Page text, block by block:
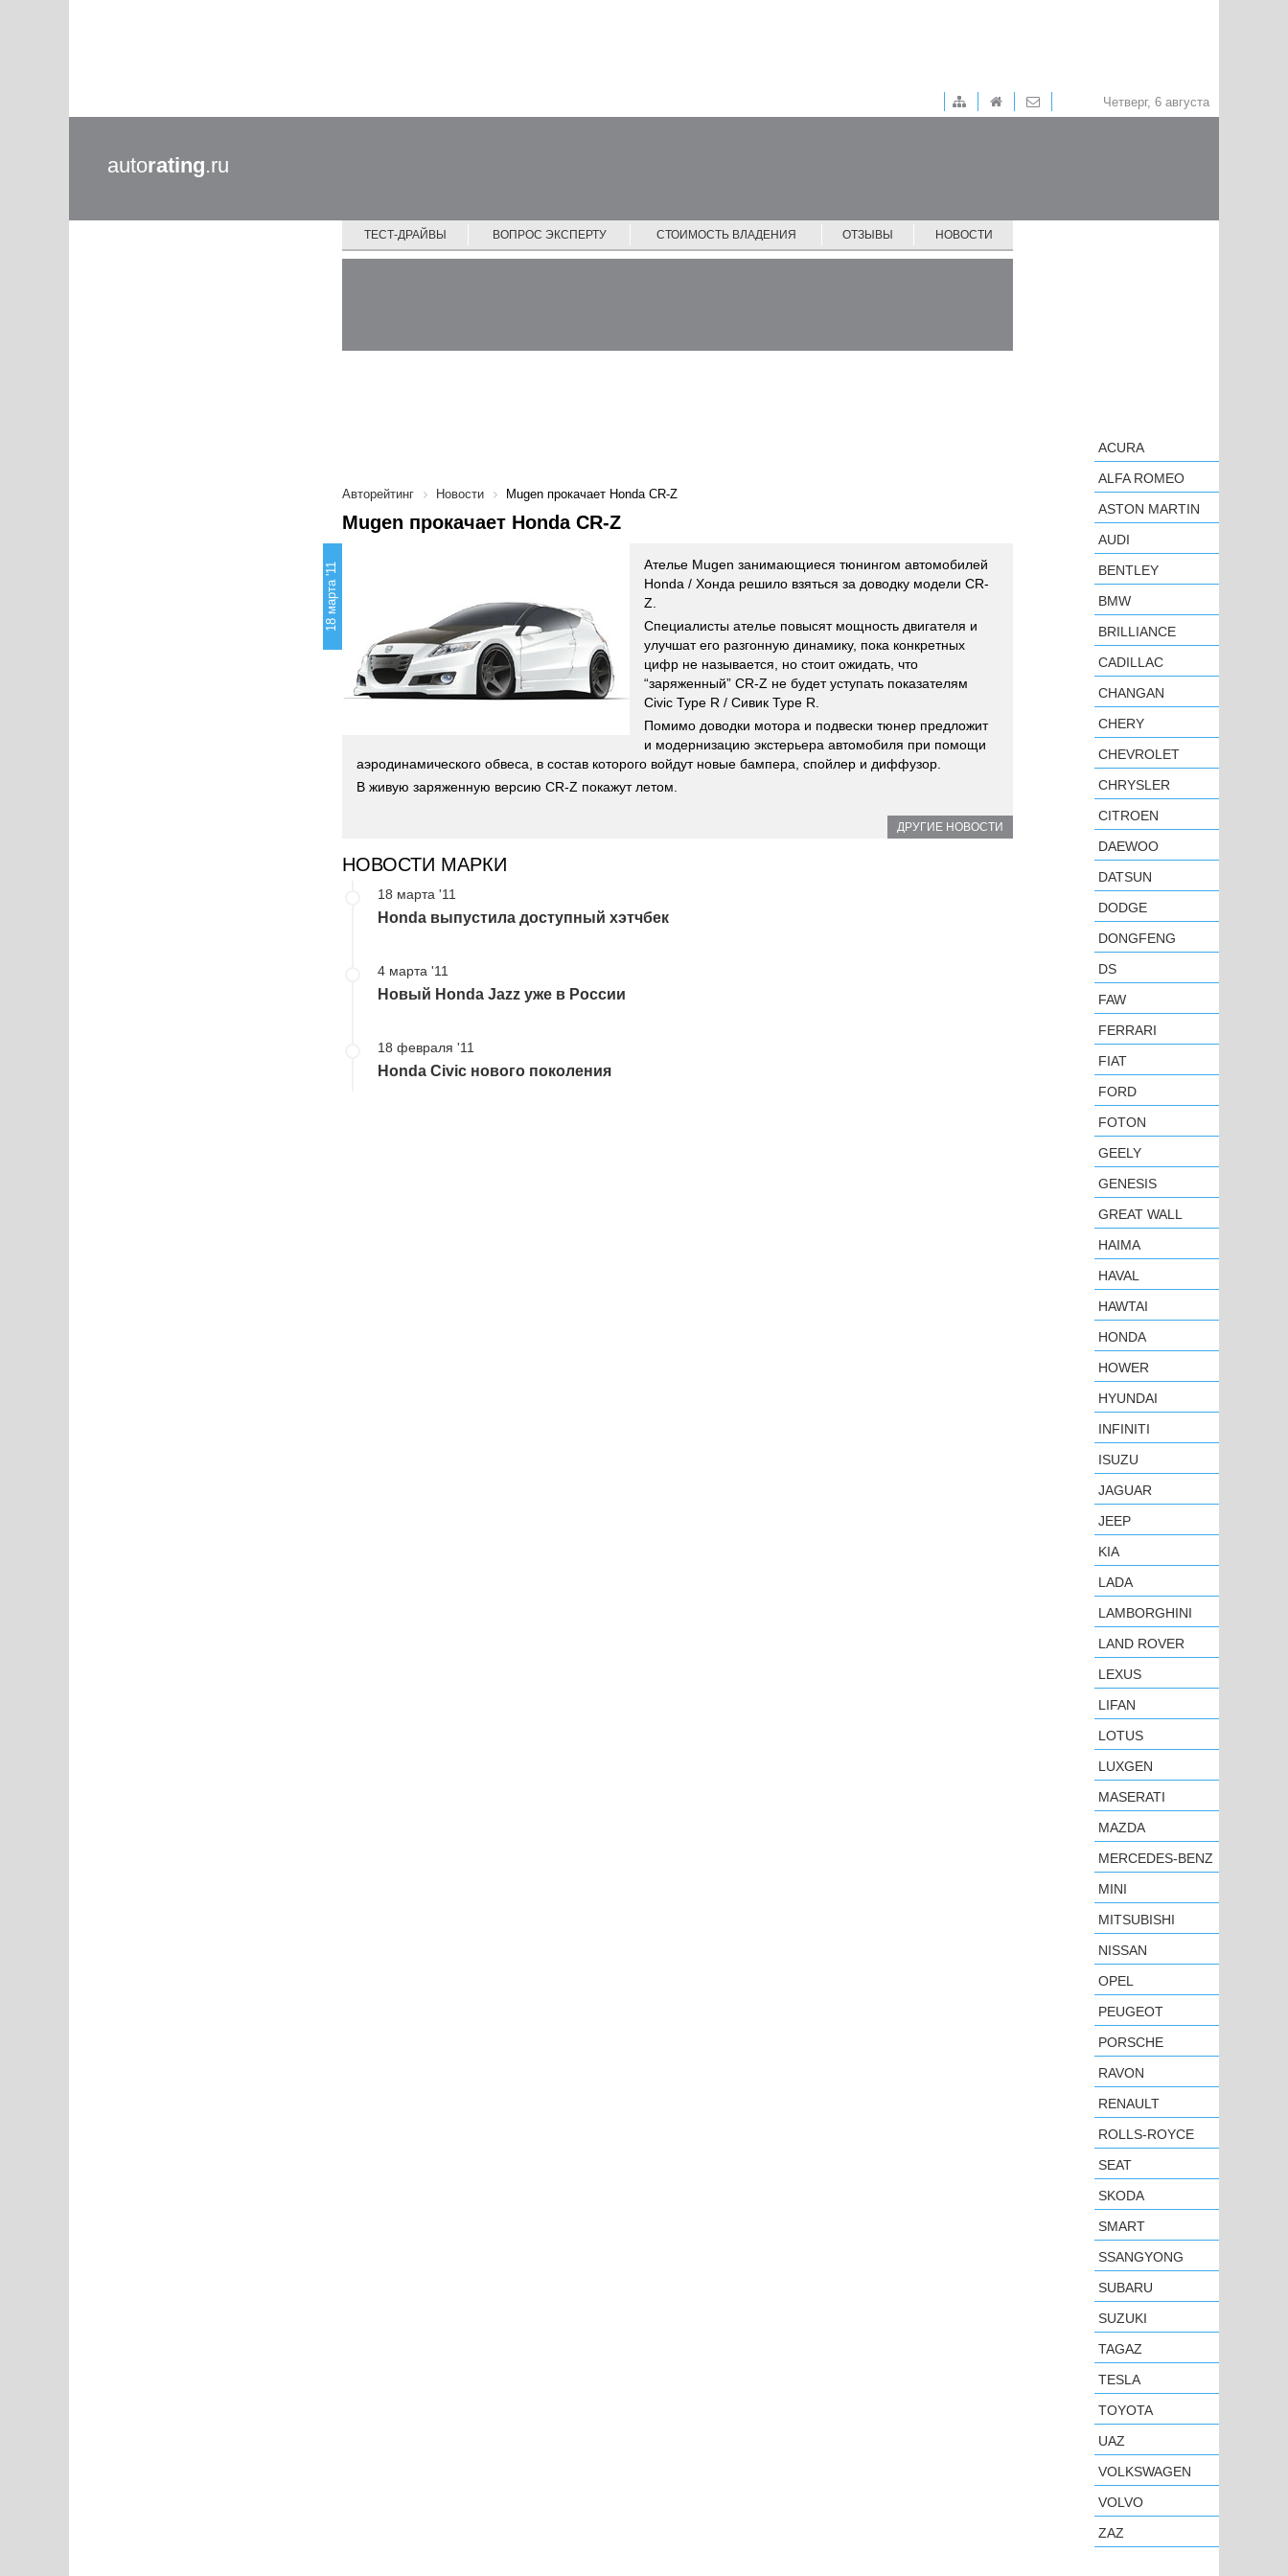
Четверг, 6 августа
autorating.ru
ТЕСТ-ДРАЙВЫ ВОПРОС ЭКСПЕРТУ СТОИМОСТЬ ВЛАДЕНИЯ ОТЗЫВЫ НОВОСТИ
Авторейтинг Новости Mugen прокачает Honda CR-Z
Mugen прокачает Honda CR-Z
18 марта '11
Ателье Mugen занимающиеся тюнингом автомобилей
Honda / Хонда решило взяться за доводку модели CR-
Z.
Специалисты ателье повысят мощность двигателя и
улучшат его разгонную динамику, пока конкретных
цифр не называется, но стоит ожидать, что
“заряженный” CR-Z не будет уступать показателям
Civic Type R / Сивик Type R.
Помимо доводки мотора и подвески тюнер предложит
и модернизацию экстерьера автомобиля при помощи
аэродинамического обвеса, в состав которого войдут новые бампера, спойлер и диффузор.
В живую заряженную версию CR-Z покажут летом.
ДРУГИЕ НОВОСТИ
НОВОСТИ МАРКИ
18 марта '11
Honda выпустила доступный хэтчбек
4 марта '11
Новый Honda Jazz уже в России
18 февраля '11
Honda Civic нового поколения
ACURA
ALFA ROMEO
ASTON MARTIN
AUDI
BENTLEY
BMW
BRILLIANCE
CADILLAC
CHANGAN
CHERY
CHEVROLET
CHRYSLER
CITROEN
DAEWOO
DATSUN
DODGE
DONGFENG
DS
FAW
FERRARI
FIAT
FORD
FOTON
GEELY
GENESIS
GREAT WALL
HAIMA
HAVAL
HAWTAI
HONDA
HOWER
HYUNDAI
INFINITI
ISUZU
JAGUAR
JEEP
KIA
LADA
LAMBORGHINI
LAND ROVER
LEXUS
LIFAN
LOTUS
LUXGEN
MASERATI
MAZDA
MERCEDES-BENZ
MINI
MITSUBISHI
NISSAN
OPEL
PEUGEOT
PORSCHE
RAVON
RENAULT
ROLLS-ROYCE
SEAT
SKODA
SMART
SSANGYONG
SUBARU
SUZUKI
TAGAZ
TESLA
TOYOTA
UAZ
VOLKSWAGEN
VOLVO
ZAZ